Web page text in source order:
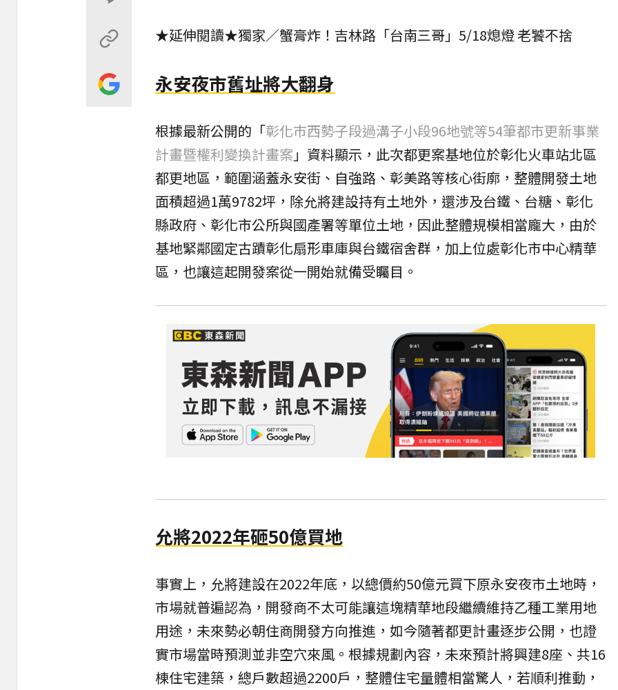
★延伸閱讀★獨家／蟹膏炸！吉林路「台南三哥」5/18熄燈 老饕不捨
永安夜市舊址將大翻身
根據最新公開的「彰化市西勢子段過溝子小段96地號等54筆都市更新事業
計畫暨權利變換計畫案 」資料顯示，此次都更案基地位於彰化火車站北區
都更地區，範圍涵蓋永安街、自強路、彰美路等核心街廓，整體開發土地
面積超過1萬9782坪，除允將建設持有土地外，還涉及台鐵、台糖、彰化
縣政府、彰化市公所與國產署等單位土地，因此整體規模相當龐大，由於
基地緊鄰國定古蹟彰化扇形車庫與台鐵宿舍群，加上位處彰化市中心精華
區，也讓這起開發案從一開始就備受矚目。
允將2022年砸50億買地
事實上，允將建設在2022年底，以總價約50億元買下原永安夜市土地時，
市場就普遍認為，開發商不太可能讓這塊精華地段繼續維持乙種工業用地
用途，未來勢必朝住商開發方向推進，如今隨著都更計畫逐步公開，也證
實市場當時預測並非空穴來風。根據規劃內容，未來預計將興建8座、共16
棟住宅建築，總戶數超過2200戶，整體住宅量體相當驚人，若順利推動，